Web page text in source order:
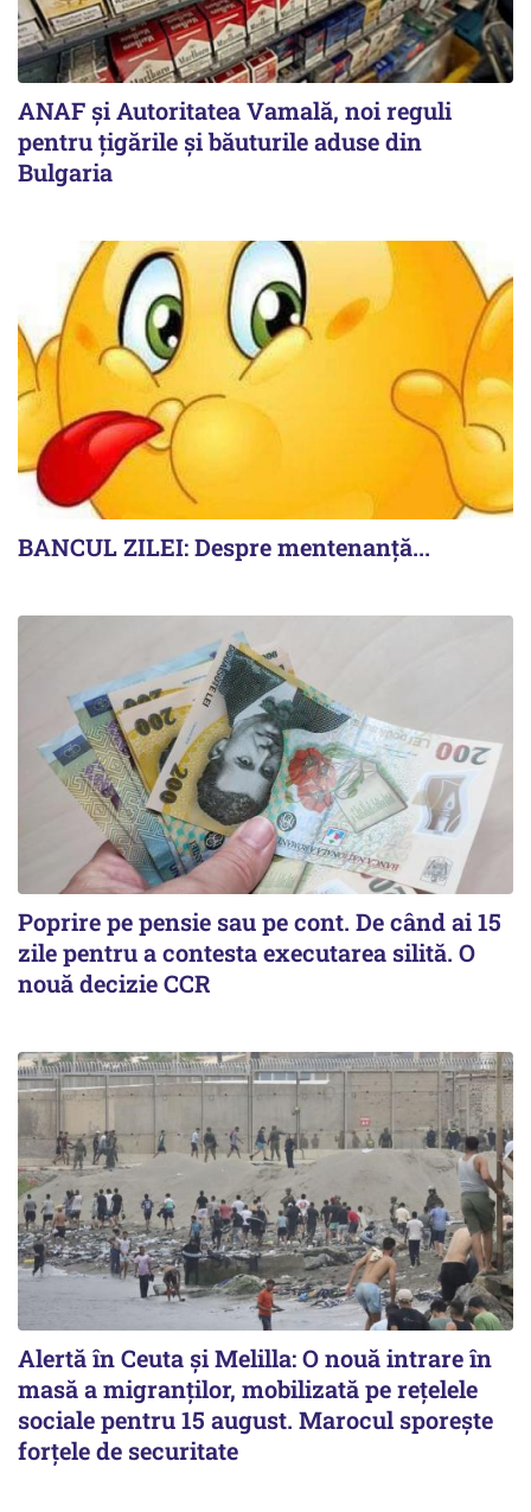
ANAF și Autoritatea Vamală, noi reguli
pentru țigările și băuturile aduse din
Bulgaria
BANCUL ZILEI: Despre mentenanță...
Poprire pe pensie sau pe cont. De când ai 15
zile pentru a contesta executarea silită. O
nouă decizie CCR
Alertă în Ceuta și Melilla: O nouă intrare în
masă a migranților, mobilizată pe rețelele
sociale pentru 15 august. Marocul sporește
forțele de securitate